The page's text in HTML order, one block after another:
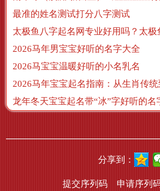
最准的姓名测试打分八字测试
太极鱼八字起名网专业好用吗？太极
2026马年男宝宝好听的名字大全
2026马宝宝温暖好听的小名乳名
2026马年宝宝起名指南：从生肖传
龙年冬天宝宝起名带“冰”字好听的名
分享到：
提交序列码 申请序列